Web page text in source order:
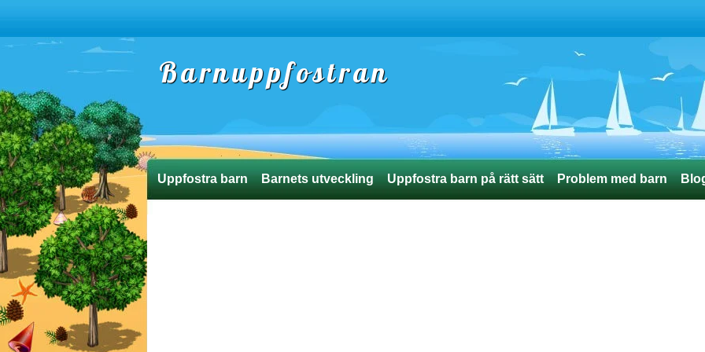
Barnuppfostran
Uppfostra barn Barnets utveckling Uppfostra barn på rätt sätt Problem med barn